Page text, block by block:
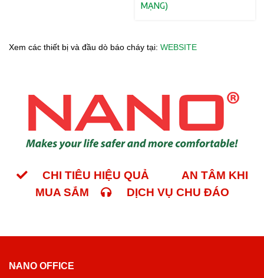
MẠNG)
Xem các thiết bị và đầu dò báo cháy tại: WEBSITE
CHI TIÊU HIỆU QUẢ
AN TÂM KHI
MUA SẮM
DỊCH VỤ CHU ĐÁO
NANO OFFICE